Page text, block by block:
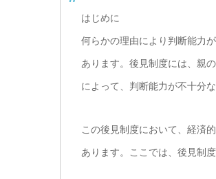
はじめに
何らかの理由により判断能力
あります。後見制度には、親
によって、判断能力が不十分
この後見制度において、経済
あります。ここでは、後見制